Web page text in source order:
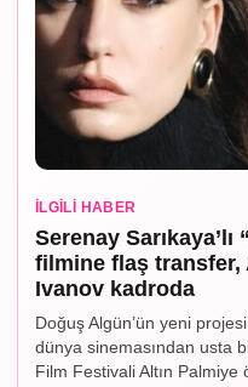
İLGILI HABER
Serenay
filmine flaş transfer,
Ivanov kadroda
Doğuş Algün’ün yeni
dünya sinemasından usta
Film Festivali Altın